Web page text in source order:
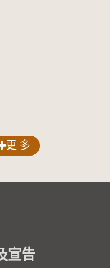
更 多
宣告